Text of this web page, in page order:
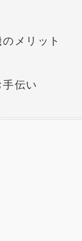
メリット
伝い